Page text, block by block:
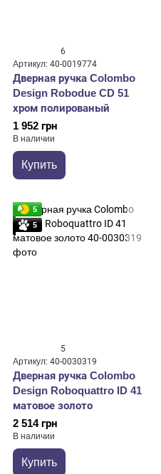
6
Артикул: 40-0019774
Дверная ручка Colombo
Design Robodue CD 51
хром полированый
1 952 грн
В наличии
Купить
5
5
5
Артикул: 40-0030319
Дверная ручка Colombo
Design Roboquattro ID 41
матовое золото
2 514 грн
В наличии
Купить